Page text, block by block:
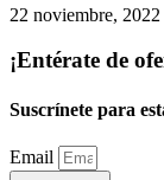
22 noviembre, 2022
¡Entérate de
Suscrínete para
Email